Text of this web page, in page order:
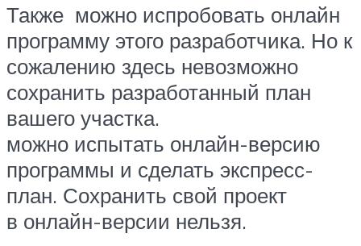
Также можно испробовать онлайн
программу этого разработчика. Но к
сожалению здесь невозможно
сохранить разработанный план
вашего участка.
можно испытать онлайн-версию
программы и сделать экспресс-
план. Сохранить свой проект
в онлайн-версии нельзя.